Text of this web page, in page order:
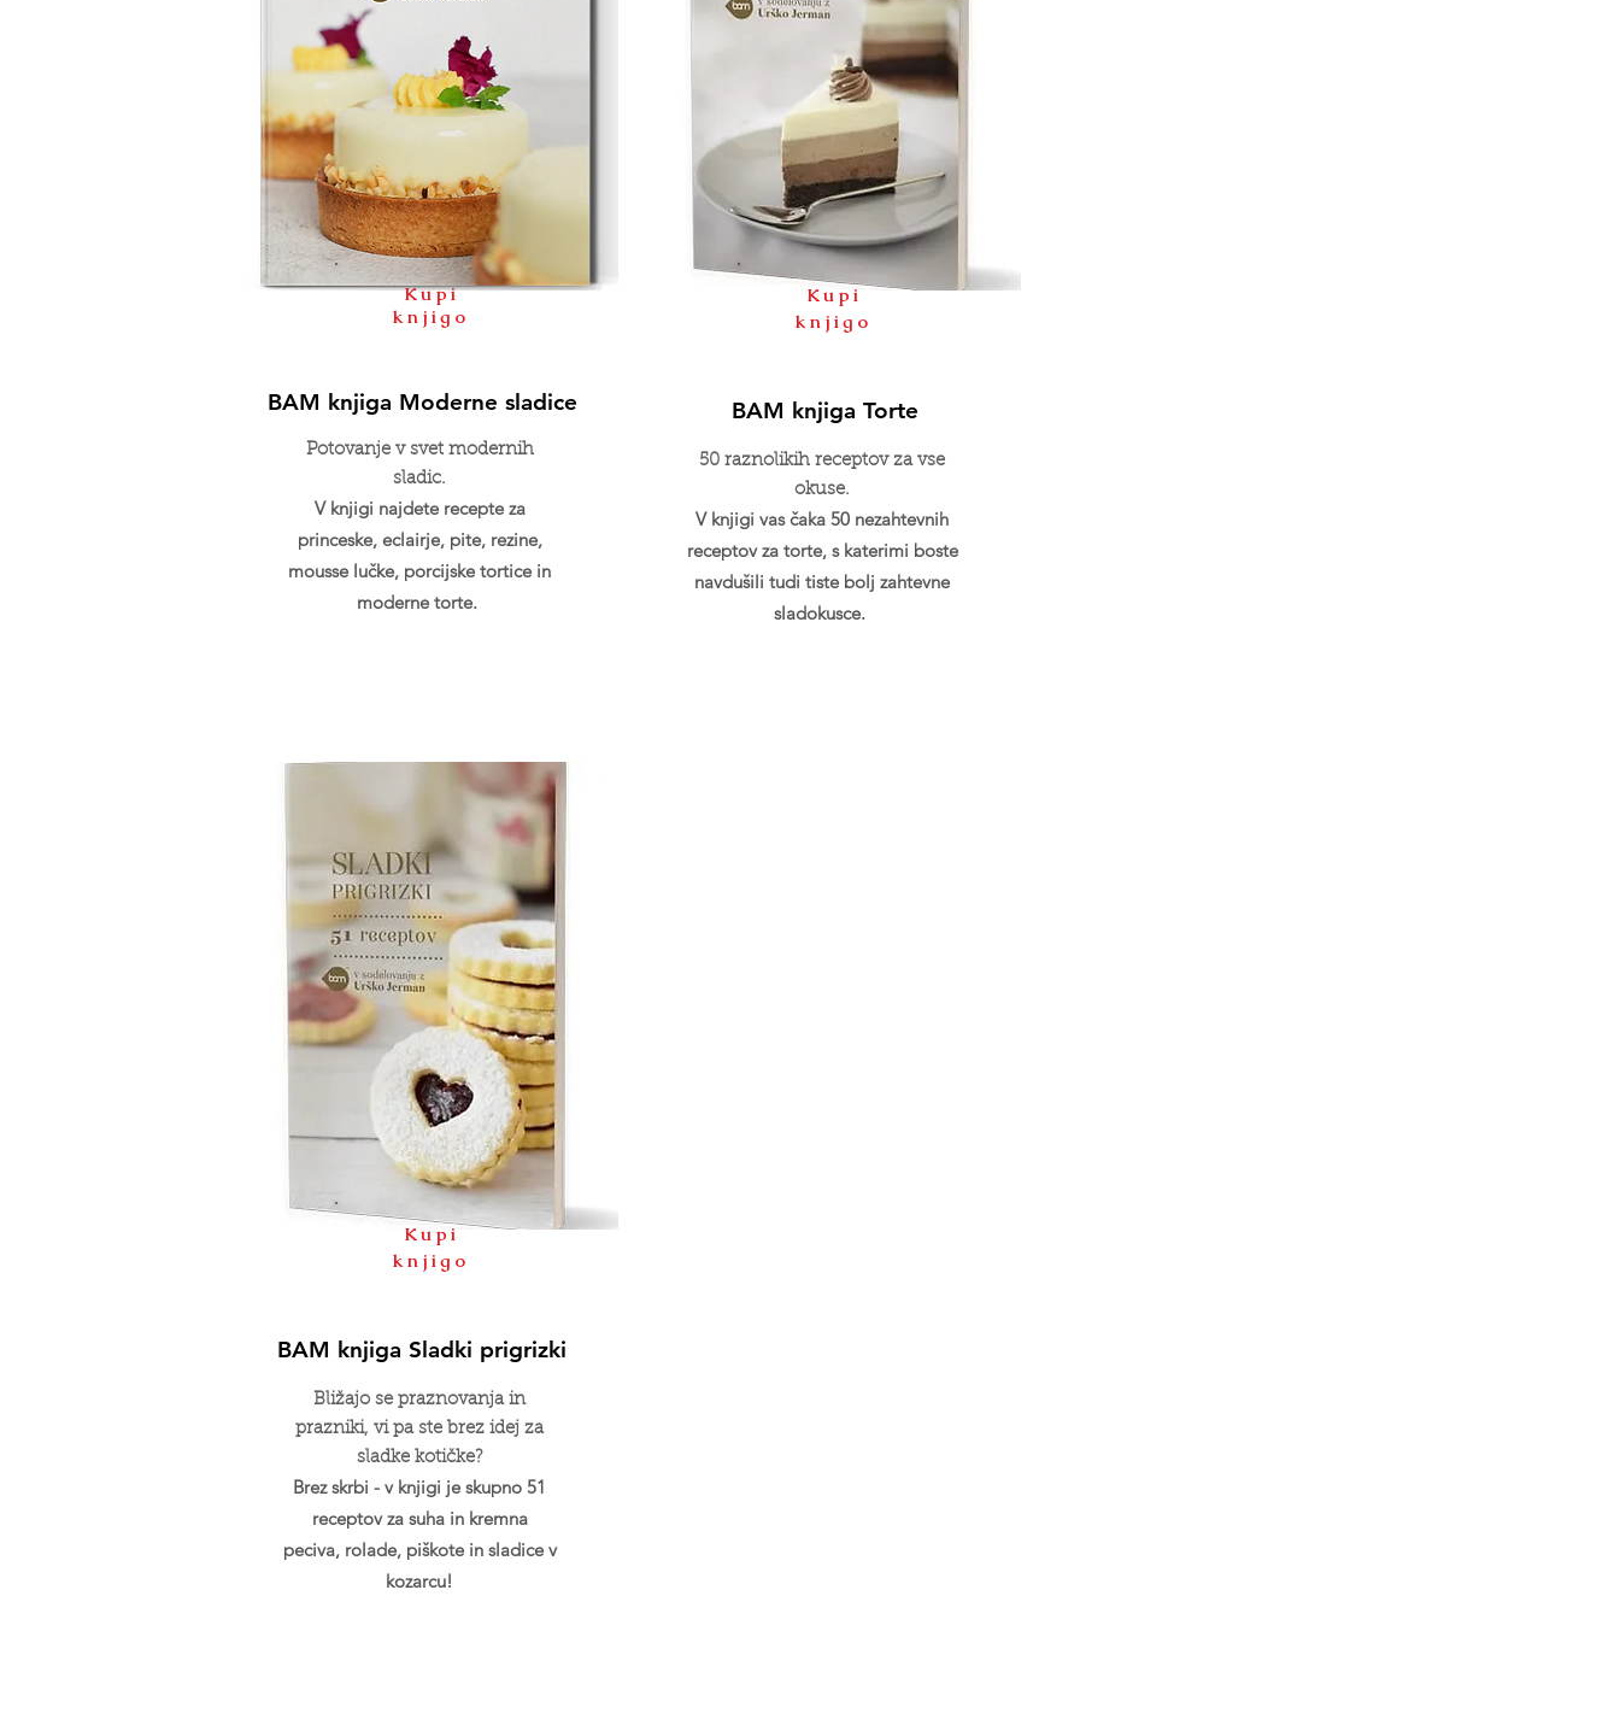
Kupi
knjigo
BAM knjiga Moderne sladice
Potovanje v svet modernih
sladic.
V knjigi najdete recepte za
princeske, eclairje, pite, rezine,
mousse lučke, porcijske tortice in
moderne torte.
Kupi
knjigo
BAM knjiga Torte
50 raznolikih receptov za vse
okuse.
V knjigi vas čaka 50 nezahtevnih
receptov za torte, s katerimi boste
navdušili tudi tiste bolj zahtevne
sladokusce.
Kupi
knjigo
BAM knjiga Sladki prigrizki
Bližajo se praznovanja in
prazniki, vi pa ste brez idej za
sladke kotičke?
Brez skrbi - v knjigi je skupno 51
receptov za suha in kremna
peciva, rolade, piškote in sladice v
kozarcu!